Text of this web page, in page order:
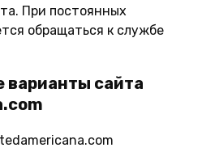
При постоянных
обращаться к службе
варианты сайта